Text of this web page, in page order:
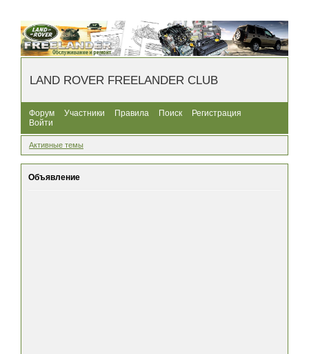
LAND ROVER FREELANDER CLUB
Форум Участники Правила Поиск
Регистрация
Войти
Активные темы
Объявление